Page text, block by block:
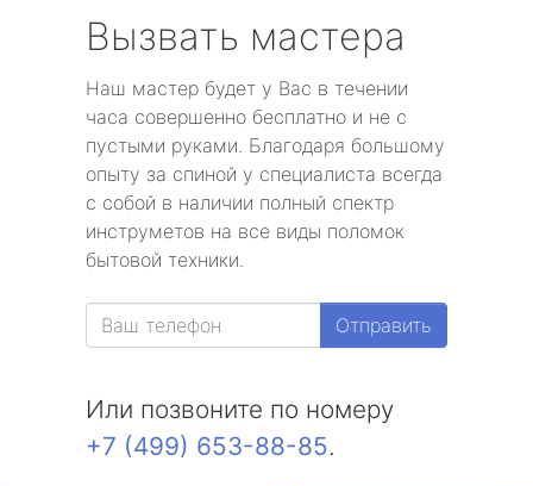
Вызвать мастера
Наш мастер будет у Вас в течении
часа совершенно бесплатно и не с
пустыми руками. Благодаря большому
опыту за спиной у специалиста всегда
с собой в наличии полный спектр
инструметов на все виды поломок
бытовой техники.
Отправить
Или позвоните по номеру
+7 (499) 653-88-85.